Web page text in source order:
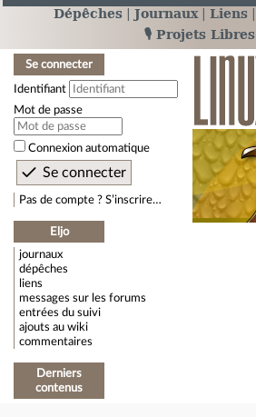
Dépêches Journaux Liens
🎙️ Projets Libres
Se connecter
Identifiant
Mot de passe
Connexion automatique
Pas de compte ? S’inscrire…
Eljo
journaux
dépêches
liens
messages sur les forums
entrées du suivi
ajouts au wiki
commentaires
Derniers
contenus